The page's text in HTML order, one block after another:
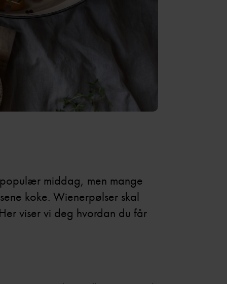
middag, men mange
koke. Wienerpølser skal
viser vi deg hvordan du får